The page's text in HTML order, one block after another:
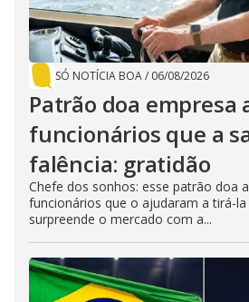
SÓ NOTÍCIA BOA/ 06/08/2026
Patrão doa empresa
funcionários que a
falência: gratidão
Chefe dos sonhos: esse patrão doa
funcionários que o ajudaram a tirá-la
surpreende o mercado com a...